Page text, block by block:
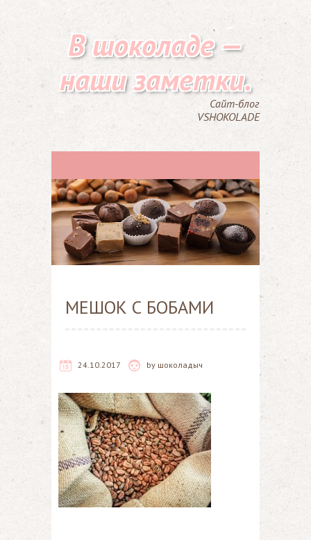
В шоколаде —
наши заметки.
Сайт-блог
VSHOKOLADE
МЕШОК С БОБАМИ
24.10.2017 by шоколадыч